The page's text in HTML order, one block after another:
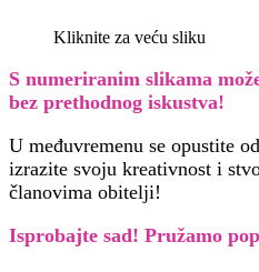
Kliknite za veću sliku
S numeriranim slikama
bez prethodnog iskustva!
U međuvremenu se opustite
izrazite svoju kreativnost i
članovima obitelji!
Isprobajte sad! Pružamo